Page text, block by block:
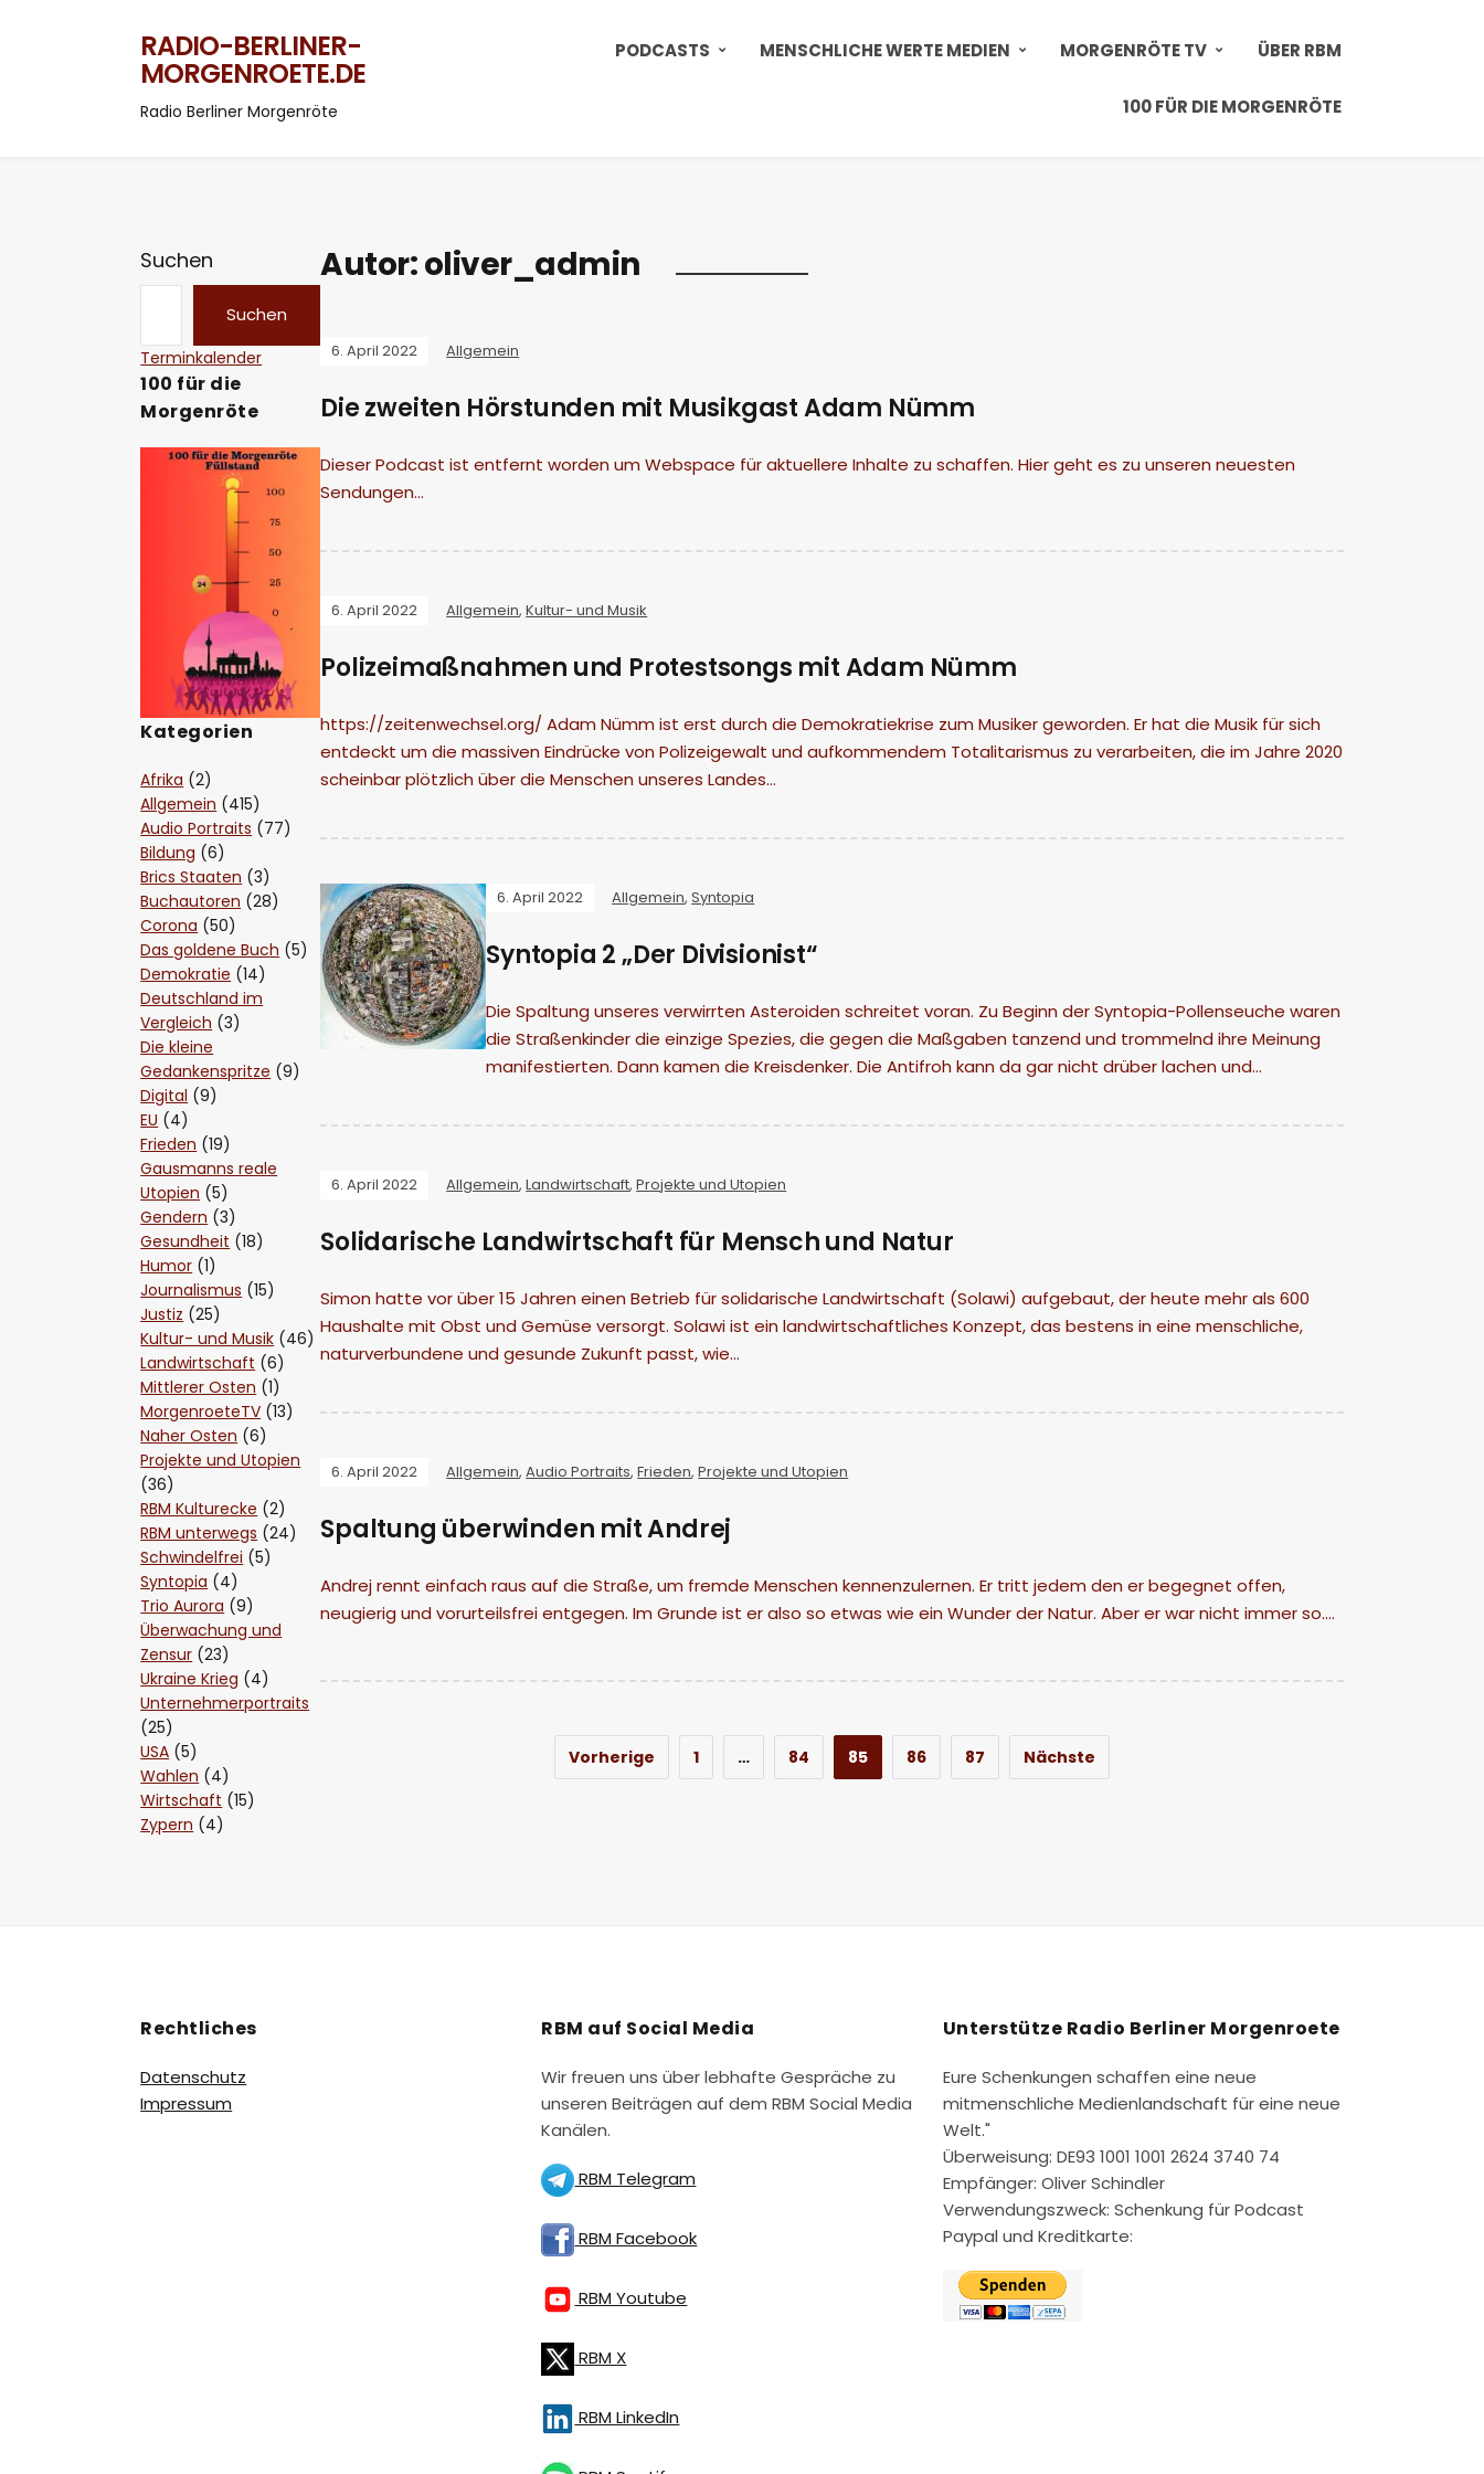
RADIO-BERLINER-
MORGENROETE.DE
Radio Berliner Morgenröte
PODCASTS MENSCHLICHE WERTE MEDIEN MORGENRÖTE TV ÜBER RBM
100 FÜR DIE MORGENRÖTE
Autor:oliver_admin
6. April 2022 Allgemein
Die zweiten Hörstunden mit Musikgast Adam Nümm
Dieser Podcast ist entfernt worden um Webspace für aktuellere Inhalte zu schaffen. Hier geht es zu unseren neuesten
Sendungen…
6. April 2022 Allgemein,Kultur- und Musik
Polizeimaßnahmen und Protestsongs mit Adam Nümm
https://zeitenwechsel.org/ Adam Nümm ist erst durch die Demokratiekrise zum Musiker geworden. Er hat die Musik für sich
entdeckt um die massiven Eindrücke von Polizeigewalt und aufkommendem Totalitarismus zu verarbeiten, die im Jahre 2020
scheinbar plötzlich über die Menschen unseres Landes…
6. April 2022 Allgemein,Syntopia
Syntopia 2 „Der Divisionist“
Die Spaltung unseres verwirrten Asteroiden schreitet voran. Zu Beginn der Syntopia-Pollenseuche waren
die Straßenkinder die einzige Spezies, die gegen die Maßgaben tanzend und trommelnd ihre Meinung
manifestierten. Dann kamen die Kreisdenker. Die Antifroh kann da gar nicht drüber lachen und…
6. April 2022 Allgemein,Landwirtschaft,Projekte und Utopien
Solidarische Landwirtschaft für Mensch und Natur
Simon hatte vor über 15 Jahren einen Betrieb für solidarische Landwirtschaft (Solawi) aufgebaut, der heute mehr als 600
Haushalte mit Obst und Gemüse versorgt. Solawi ist ein landwirtschaftliches Konzept, das bestens in eine menschliche,
naturverbundene und gesunde Zukunft passt, wie…
6. April 2022 Allgemein,Audio Portraits,Frieden,Projekte und Utopien
Spaltung überwinden mit Andrej
Andrej rennt einfach raus auf die Straße, um fremde Menschen kennenzulernen. Er tritt jedem den er begegnet offen,
neugierig und vorurteilsfrei entgegen. Im Grunde ist er also so etwas wie ein Wunder der Natur. Aber er war nicht immer so.…
Vorherige 1 … 84 85 86 87 Nächste
Suchen
Suchen
Terminkalender
100 für die
Morgenröte
Kategorien
Afrika (2)
Allgemein (415)
Audio Portraits (77)
Bildung (6)
Brics Staaten (3)
Buchautoren (28)
Corona (50)
Das goldene Buch (5)
Demokratie (14)
Deutschland im
Vergleich (3)
Die kleine
Gedankenspritze (9)
Digital (9)
EU (4)
Frieden (19)
Gausmanns reale
Utopien (5)
Gendern (3)
Gesundheit (18)
Humor (1)
Journalismus (15)
Justiz (25)
Kultur- und Musik (46)
Landwirtschaft (6)
Mittlerer Osten (1)
MorgenroeteTV (13)
Naher Osten (6)
Projekte und Utopien
(36)
RBM Kulturecke (2)
RBM unterwegs (24)
Schwindelfrei (5)
Syntopia (4)
Trio Aurora (9)
Überwachung und
Zensur (23)
Ukraine Krieg (4)
Unternehmerportraits
(25)
USA (5)
Wahlen (4)
Wirtschaft (15)
Zypern (4)
Rechtliches
Datenschutz
Impressum
RBM auf Social Media
Wir freuen uns über lebhafte Gespräche zu
unseren Beiträgen auf dem RBM Social Media
Kanälen.
RBM Telegram
RBM Facebook
RBM Youtube
RBM X
RBM LinkedIn
Unterstütze Radio Berliner Morgenroete
Eure Schenkungen schaffen eine neue
mitmenschliche Medienlandschaft für eine neue
Welt."
Überweisung: DE93 1001 1001 2624 3740 74
Empfänger: Oliver Schindler
Verwendungszweck: Schenkung für Podcast
Paypal und Kreditkarte: